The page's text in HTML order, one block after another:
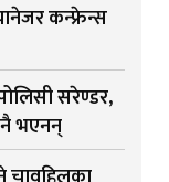
कन्फ्रेन्स
सरेण्डर,
भएनन्